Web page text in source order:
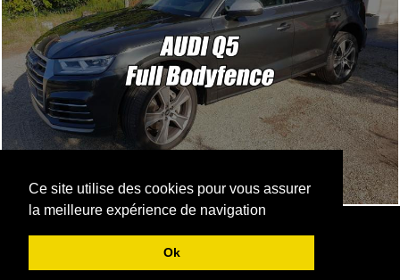
Ce site utilise des cookies pour vous assurer
la meilleure expérience de navigation
Ok
Mentions Légales et C.G.V
F.A.QMediapplicateur